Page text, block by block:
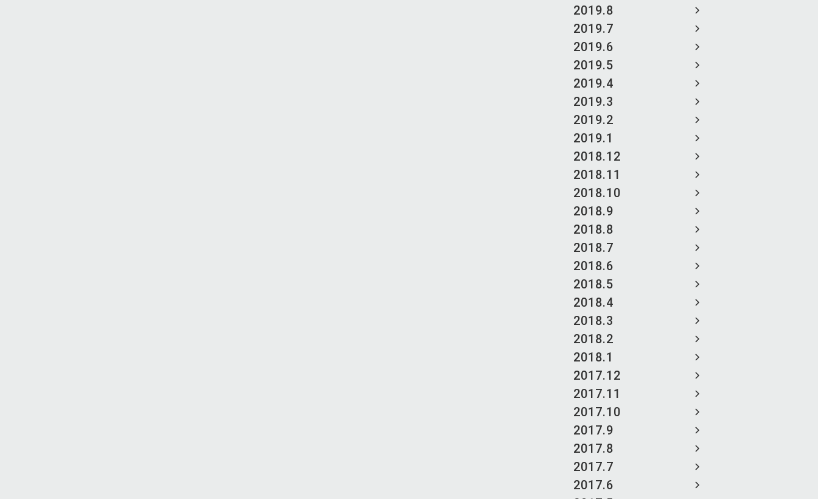
2019.8
2019.7
2019.6
2019.5
2019.4
2019.3
2019.2
2019.1
2018.12
2018.11
2018.10
2018.9
2018.8
2018.7
2018.6
2018.5
2018.4
2018.3
2018.2
2018.1
2017.12
2017.11
2017.10
2017.9
2017.8
2017.7
2017.6